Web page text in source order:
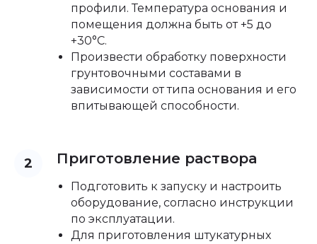
профили. Температура основания и
помещения должна быть от +5 до
+30°С.
Произвести обработку поверхности
грунтовочными составами в
зависимости от типа основания и его
впитывающей способности.
Приготовление раствора
Подготовить к запуску и настроить
оборудование, согласно инструкции
по эксплуатации.
Для приготовления штукатурных